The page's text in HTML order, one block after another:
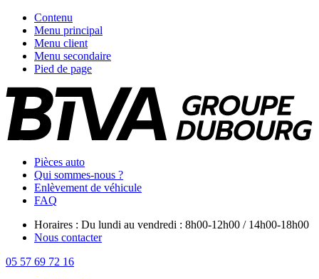
Contenu
Menu principal
Menu client
Menu secondaire
Pied de page
Pièces auto
Qui sommes-nous ?
Enlèvement de véhicule
FAQ
Horaires : Du lundi au vendredi : 8h00-12h00 / 14h00-18h00
Nous contacter
05 57 69 72 16